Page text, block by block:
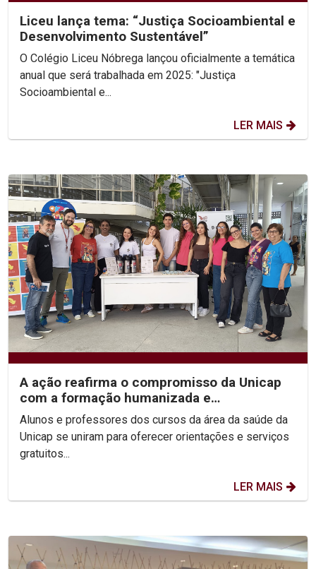
Liceu lança tema: “Justiça Socioambiental e
Desenvolvimento Sustentável”
O Colégio Liceu Nóbrega lançou oficialmente a temática
anual que será trabalhada em 2025: "Justiça
Socioambiental e...
LER MAIS
A ação reafirma o compromisso da Unicap
com a formação humanizada e
transformadora dos futuros...
Alunos e professores dos cursos da área da saúde da
Unicap se uniram para oferecer orientações e serviços
gratuitos...
LER MAIS